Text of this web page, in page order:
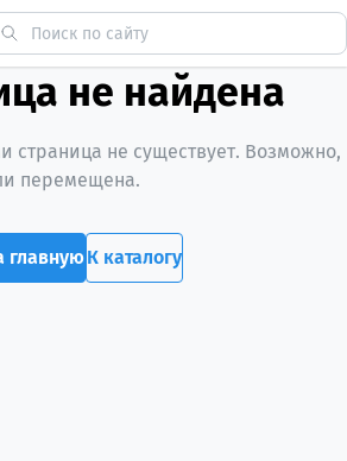
не найдена
страница не существует. Возможно,
перемещена.
главнуюК каталогу